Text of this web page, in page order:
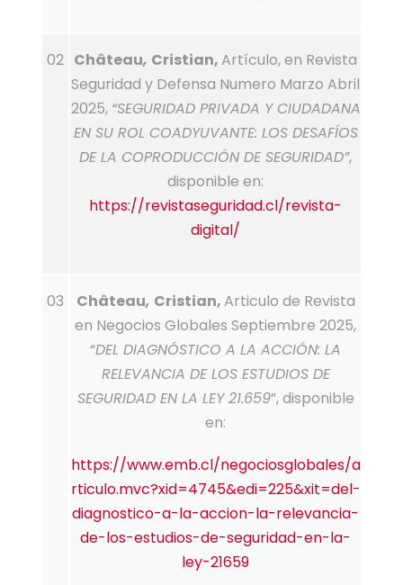
02 Château, Cristian,Artículo, en Revista
Seguridad y Defensa Numero Marzo Abril
2025, “SEGURIDAD PRIVADA Y CIUDADANA
EN SU ROL COADYUVANTE: LOS DESAFÍOS
DE LA COPRODUCCIÓN DE SEGURIDAD”,
disponible en:
https://revistaseguridad.cl/revista-
digital/
03 Château, Cristian,Articulo de Revista
en Negocios Globales Septiembre 2025,
“DEL DIAGNÓSTICO A LA ACCIÓN: LA
RELEVANCIA DE LOS ESTUDIOS DE
SEGURIDAD EN LA LEY 21.659”, disponible
en:
https://www.emb.cl/negociosglobales/a
rticulo.mvc?xid=4745&edi=225&xit=del-
diagnostico-a-la-accion-la-relevancia-
de-los-estudios-de-seguridad-en-la-
ley-21659